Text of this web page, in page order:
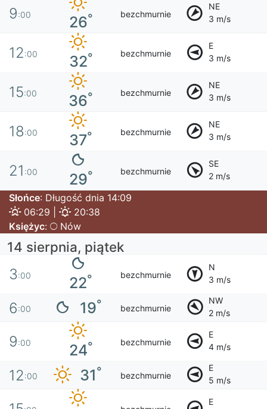
9:00 26° bezchmurnie
NE
3 m/s
12:00 32° bezchmurnie
E
3 m/s
15:00 36° bezchmurnie
NE
3 m/s
18:00 37° bezchmurnie
NE
3 m/s
21 :00 29° bezchmurnie
SE
2 m/s
Słońce: Długość dnia 14:09
06:29 |
20:38
Księżyc: Nów
14 sierpnia, piątek
3:00 22° bezchmurnie
N
3 m/s
6:00 19° bezchmurnie
NW
2 m/s
9:00 24° bezchmurnie
E
4 m/s
12:00 31° bezchmurnie
E
5 m/s
E